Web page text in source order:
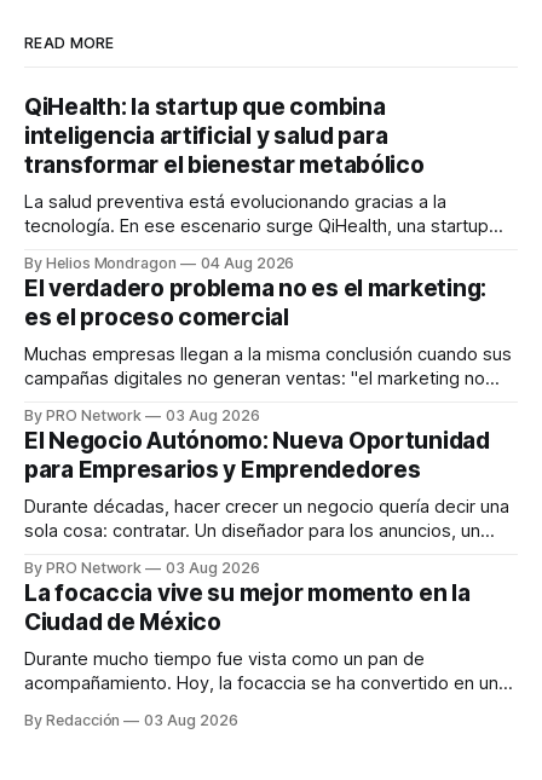
READ MORE
QiHealth: la startup que combina
inteligencia artificial y salud para
transformar el bienestar metabólico
La salud preventiva está evolucionando gracias a la
tecnología. En ese escenario surge QiHealth, una startup
dispositivos inteligentes, inteligencia artificial y monitoreo
en tiempo real para ayudar a las personas a tomar mejores
decisiones sobre su salud metabólica. Su propuesta busca
responder
By Helios Mondragon 04 Aug 2026
El verdadero problema no es el marketing:
es el proceso comercial
Muchas empresas llegan a la misma conclusión cuando sus
campañas digitales no generan ventas: "el marketing no
INTERIUS, el problema suele estar en otro lugar. Durante
una entrevista para el podcast SER PRO, el especialista en
marketing digital explicó que
By PRO Network 03 Aug 2026
El Negocio Autónomo: Nueva Oportunidad
para Empresarios y Emprendedores
Durante décadas, hacer crecer un negocio quería decir una
sola cosa: contratar. Un diseñador para los anuncios, un
para los textos, alguien que supiera de publicidad digital
para encontrar prospectos, un vendedor para atender
llamadas y mensajes, y —con suerte— una persona
By PRO Network 03 Aug 2026
La focaccia vive su mejor momento en la
Ciudad de México
Durante mucho tiempo fue vista como un pan de
acompañamiento. Hoy, la focaccia se ha convertido en uno
artesanal, ingredientes de calidad y experiencias que
By Redacción 03 Aug 2026